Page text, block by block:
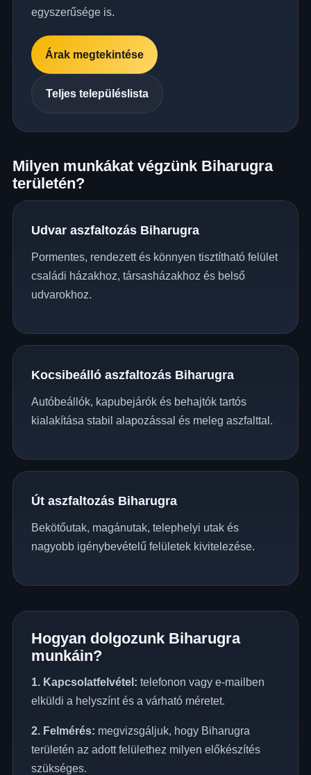
egyszerűsége is.
Árak megtekintése
Teljes településlista
Milyen munkákat végzünk Biharugra
területén?
Udvar aszfaltozás Biharugra
Pormentes, rendezett és könnyen tisztítható felület
családi házakhoz, társasházakhoz és belső
udvarokhoz.
Kocsibeálló aszfaltozás Biharugra
Autóbeállók, kapubejárók és behajtók tartós
kialakítása stabil alapozással és meleg aszfalttal.
Út aszfaltozás Biharugra
Bekötőutak, magánutak, telephelyi utak és
nagyobb igénybevételű felületek kivitelezése.
Hogyan dolgozunk Biharugra
munkáin?
1. Kapcsolatfelvétel: telefonon vagy e-mailben
elküldi a helyszínt és a várható méretet.
2. Felmérés: megvizsgáljuk, hogy Biharugra
területén az adott felülethez milyen előkészítés
szükséges.